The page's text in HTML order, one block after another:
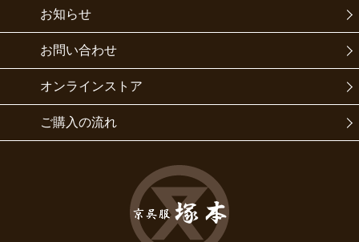
お知らせ
お問い合わせ
オンラインストア
ご購入の流れ